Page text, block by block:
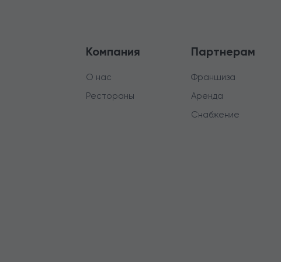
Компания
О нас
Рестораны
Партнерам
Франшиза
Аренда
Снабжение